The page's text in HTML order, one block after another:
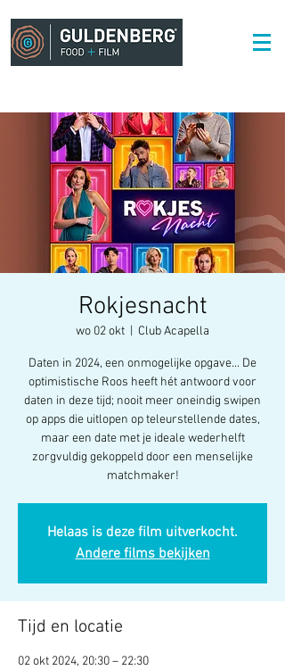
Rokjesnacht
wo 02 okt Club Acapella
Daten in 2024, een onmogelijke opgave... De
optimistische Roos heeft hét antwoord voor
daten in deze tijd; nooit meer oneindig swipen
op apps die uitlopen op teleurstellende dates,
maar een date met je ideale wederhelft
zorgvuldig gekoppeld door een menselijke
matchmaker!
Helaas is deze film uitverkocht.
Andere films bekijken
Tijd en locatie
02 okt 2024, 20:30 – 22:30